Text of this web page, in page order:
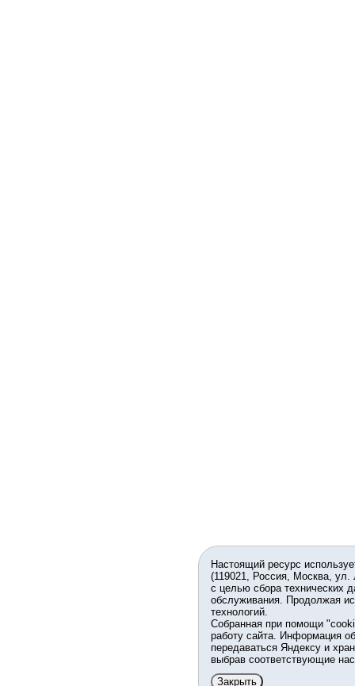
Настоящий ресурс
(119021, Россия, Москва,
с целью сбора технических
обслуживания. Продолжая
технологий.
Собранная при помощи
работу сайта. Информация
передаваться Яндексу и
выбрав соответствующие
Закрыть